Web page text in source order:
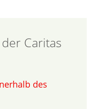
Caritas
des